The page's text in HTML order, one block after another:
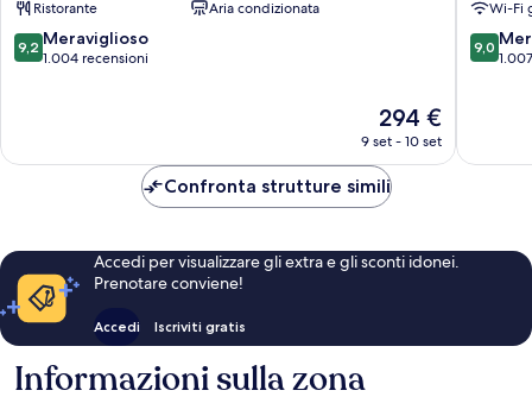
by
IHG
Maezato
Ristorante Aria condizionata
9.2
su
9,2 Meraviglioso
1.004 recensioni
Il
prezzo
è
294 €
294 €
9 set - 10 set
Wi-Fi
9.0
su
9,0
Confronta strutture simili
Accedi per visualizzare gli extra e gli sconti idonei.
Prenotare conviene!
Accedi Iscriviti gratis
Informazioni sulla zona